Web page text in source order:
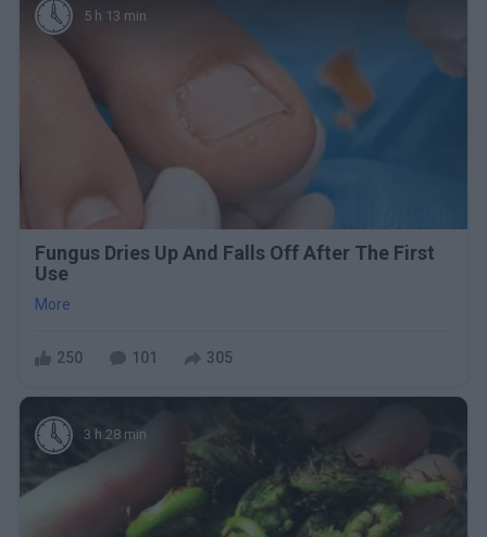
5 h 13 min
Fungus Dries Up And Falls Off After The First
Use
More
250 101 305
3 h 28 min